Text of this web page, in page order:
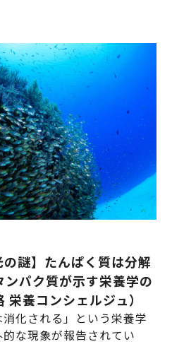
の謎】たんぱく質は分解
パク質が示す栄養学の
養コンシェルジュ）
消化される」という栄養学
な現象が報告されてい